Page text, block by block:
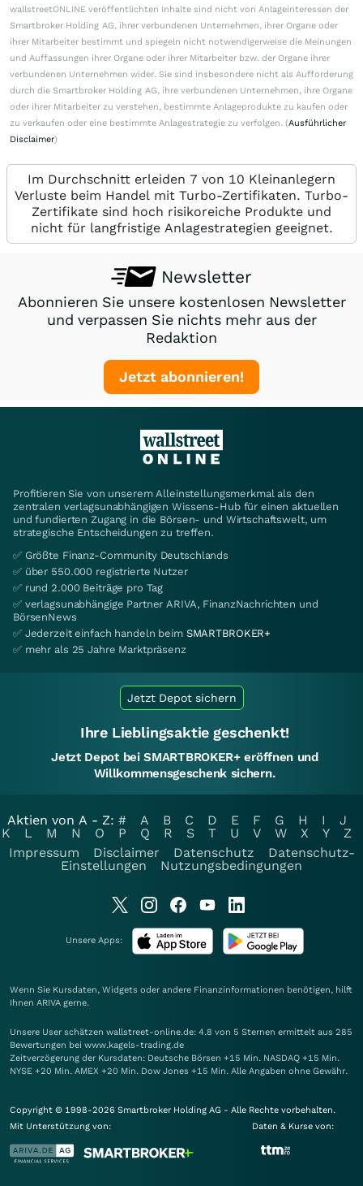
wallstreetONLINE veröffentlichten Inhalte sind nicht von Anlageinteressen der
Smartbroker Holding AG, ihrer verbundenen Unternehmen, ihrer Organe oder
ihrer Mitarbeiter bestimmt und spiegeln nicht notwendigerweise die Meinungen
und Auffassungen ihrer Organe oder ihrer Mitarbeiter bzw. der Organe ihrer
verbundenen Unternehmen wider. Sie sind insbesondere nicht als Aufforderung
durch die Smartbroker Holding AG, ihre verbundenen Unternehmen, ihre Organe
oder ihrer Mitarbeiter zu verstehen, bestimmte Anlageprodukte zu kaufen oder
zu verkaufen oder eine bestimmte Anlagestrategie zu verfolgen. (Ausführlicher
Disclaimer)
Im Durchschnitt erleiden 7 von 10 Kleinanlegern
Verluste beim Handel mit Turbo-Zertifikaten. Turbo-
Zertifikate sind hoch risikoreiche Produkte und
nicht für langfristige Anlagestrategien geeignet.
Newsletter
Abonnieren Sie unsere kostenlosen Newsletter
und verpassen Sie nichts mehr aus der
Redaktion
Jetzt abonnieren!
Profitieren Sie von unserem Alleinstellungsmerkmal als den
zentralen verlagsunabhängigen Wissens-Hub für einen aktuellen
und fundierten Zugang in die Börsen- und Wirtschaftswelt, um
strategische Entscheidungen zu treffen.
✅ Größte Finanz-Community Deutschlands
✅ über 550.000 registrierte Nutzer
✅ rund 2.000 Beiträge pro Tag
✅ verlagsunabhängige Partner ARIVA, FinanzNachrichten und
BörsenNews
✅ Jederzeit einfach handeln beim SMARTBROKER+
✅ mehr als 25 Jahre Marktpräsenz
Jetzt Depot sichern
Ihre Lieblingsaktie geschenkt!
Jetzt Depot bei SMARTBROKER+ eröffnen und
Willkommensgeschenk sichern.
Aktien von A - Z: # A B C D E F G H I
J
K
L M N O P Q R S T U V W X Y
Z
Impressum
Disclaimer Datenschutz
Datenschutz-
Einstellungen
Nutzungsbedingungen
Unsere Apps:
Wenn Sie Kursdaten, Widgets oder andere Finanzinformationen benötigen, hilft
Ihnen ARIVA gerne.
Unsere User schätzen wallstreet-online.de: 4.8 von 5 Sternen ermittelt aus 285
Bewertungen bei www.kagels-trading.de
Zeitverzögerung der Kursdaten: Deutsche Börsen +15 Min. NASDAQ +15 Min.
NYSE +20 Min. AMEX +20 Min. Dow Jones +15 Min. Alle Angaben ohne Gewähr.
Copyright © 1998-2026 Smartbroker Holding AG - Alle Rechte vorbehalten.
Mit Unterstützung von:
Daten & Kurse von: